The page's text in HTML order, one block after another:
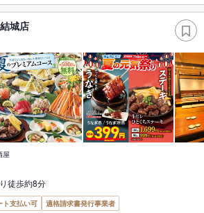
城店
屋
徒歩約8分
ト支払い可 適格請求書発行事業者